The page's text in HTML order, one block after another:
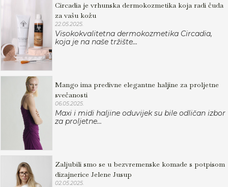
Circadia je vrhunska dermokozmetika koja radi čuda
za vašu kožu
22.05.2025.
Visokokvalitetna dermokozmetika Circadia,
koja je na naše tržište...
Mango ima predivne elegantne haljine za proljetne
svečanosti
06.05.2025.
Maxi i midi haljine oduvijek su bile odličan izbor
za proljetne...
Zaljubili smo se u bezvremenske komade s potpisom
dizajnerice Jelene Jusup
02.05.2025.